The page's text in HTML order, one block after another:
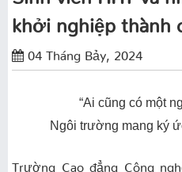
khởi nghiệp thành
04 Tháng Bảy, 2024
“Ai cũng có một
Ngôi trường mang ký
Trường Cao đẳng Công